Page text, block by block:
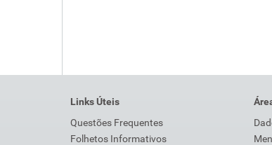
Links Úteis
Questões Frequentes
Folhetos Informativos